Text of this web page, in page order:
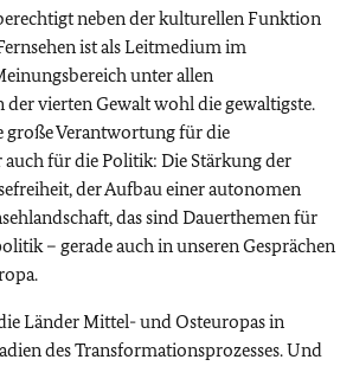
neben der kulturellen Funktion
ist als Leitmedium im
unter allen
vierten Gewalt wohl die gewaltigste.
große Verantwortung für die
für die Politik: Die Stärkung der
der Aufbau einer autonomen
das sind Dauerthemen für
– gerade auch in unseren Gesprächen
Länder Mittel- und Osteuropas in
des Transformationsprozesses. Und